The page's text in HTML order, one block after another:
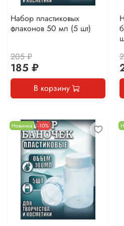
Набор пластиковых
флаконов 50 мл (5 шт)
205 ₽
185 ₽
В корзину
Новинка -10%